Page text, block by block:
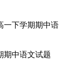
下学期期中语
中语文试题